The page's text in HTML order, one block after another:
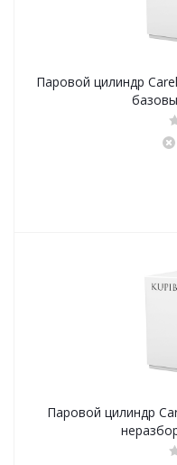
Паровой цилиндр
Паровой цилиндр